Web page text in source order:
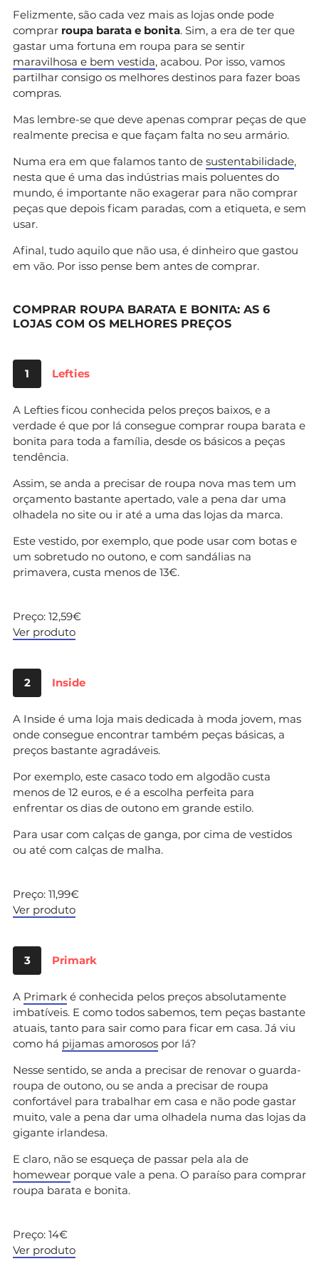
Felizmente, são cada vez mais as lojas onde pode
comprar roupa barata e bonita. Sim, a era de ter que
gastar uma fortuna em roupa para se sentir
maravilhosa e bem vestida, acabou. Por isso, vamos
partilhar consigo os melhores destinos para fazer boas
compras.
Mas lembre-se que deve apenas comprar peças de que
realmente precisa e que façam falta no seu armário.
Numa era em que falamos tanto de sustentabilidade,
nesta que é uma das indústrias mais poluentes do
mundo, é importante não exagerar para não comprar
peças que depois ficam paradas, com a etiqueta, e sem
usar.
Afinal, tudo aquilo que não usa, é dinheiro que gastou
em vão. Por isso pense bem antes de comprar.
COMPRAR ROUPA BARATA E BONITA: AS 6
LOJAS COM OS MELHORES PREÇOS
1 Lefties
A Lefties ficou conhecida pelos preços baixos, e a
verdade é que por lá consegue comprar roupa barata e
bonita para toda a família, desde os básicos a peças
tendência.
Assim, se anda a precisar de roupa nova mas tem um
orçamento bastante apertado, vale a pena dar uma
olhadela no site ou ir até a uma das lojas da marca.
Este vestido, por exemplo, que pode usar com botas e
um sobretudo no outono, e com sandálias na
primavera, custa menos de 13€.
Preço: 12,59€
Ver produto
2 Inside
A Inside é uma loja mais dedicada à moda jovem, mas
onde consegue encontrar também peças básicas, a
preços bastante agradáveis.
Por exemplo, este casaco todo em algodão custa
menos de 12 euros, e é a escolha perfeita para
enfrentar os dias de outono em grande estilo.
Para usar com calças de ganga, por cima de vestidos
ou até com calças de malha.
Preço: 11,99€
Ver produto
3 Primark
A Primark é conhecida pelos preços absolutamente
imbatíveis. E como todos sabemos, tem peças bastante
atuais, tanto para sair como para ficar em casa. Já viu
como há pijamas amorosos por lá?
Nesse sentido, se anda a precisar de renovar o guarda-
roupa de outono, ou se anda a precisar de roupa
confortável para trabalhar em casa e não pode gastar
muito, vale a pena dar uma olhadela numa das lojas da
gigante irlandesa.
E claro, não se esqueça de passar pela ala de
homewear porque vale a pena. O paraíso para comprar
roupa barata e bonita.
Preço: 14€
Ver produto